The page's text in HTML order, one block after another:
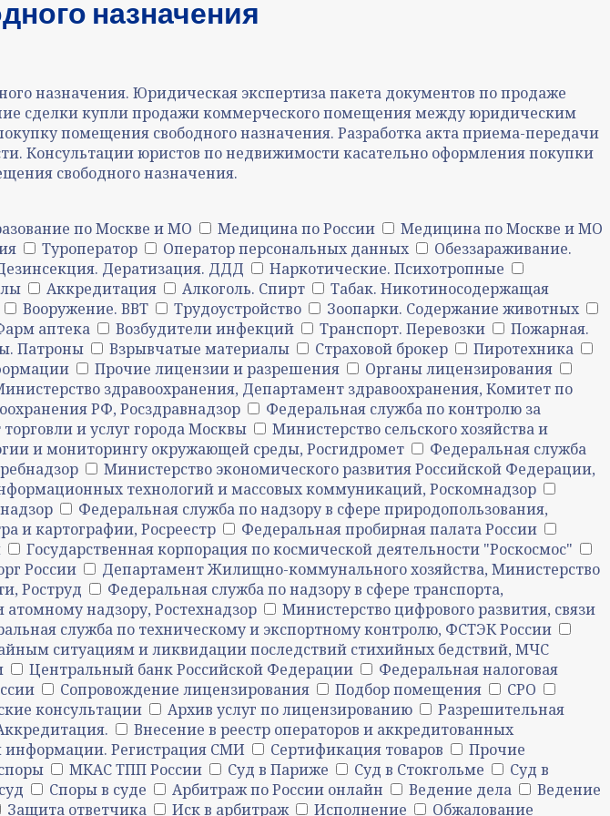
назначения
назначения. Юридическая экспертиза пакета документов по продаже
сделки купли продажи коммерческого помещения между юридическим
помещения свободного назначения. Разработка акта приема-передачи
Консультации юристов по недвижимости касательно оформления покупки
свободного назначения.
по Москве и МО Медицина по России
Медицина по Москве и МО
Туроператор Оператор персональных данных
Обеззараживание.
Дератизация. ДДД
Наркотические. Психотропные
Аккредитация Алкоголь. Спирт
Табак. Никотиносодержащая
Вооружение. ВВТ Трудоустройство
Зоопарки. Содержание животных
аптека Возбудители инфекций Транспорт. Перевозки
Пожарная.
Патроны Взрывчатые материалы Страховой брокер
Пиротехника
Прочие лицензии и разрешения
Органы лицензирования
здравоохранения, Департамент здравоохранения, Комитет по
РФ, Росздравнадзор
Федеральная служба по контролю за
и услуг города Москвы
Министерство сельского хозяйства и
и мониторингу окружающей среды, Росгидромет
Федеральная служба
Министерство экономического развития Российской Федерации,
технологий и массовых коммуникаций, Роскомнадзор
Федеральная служба по надзору в сфере природопользования,
и картографии, Росреестр
Федеральная пробирная палата России
Государственная корпорация по космической деятельности "Роскосмос"
России
Департамент Жилищно-коммунального хозяйства, Министерство
Роструд
Федеральная служба по надзору в сфере транспорта,
надзору, Ростехнадзор
Министерство цифрового развития, связи
служба по техническому и экспортному контролю, ФСТЭК России
ситуациям и ликвидации последствий стихийных бедствий, МЧС
Центральный банк Российской Федерации
Федеральная налоговая
Сопровождение лицензирования Подбор помещения
СРО
консультации Архив услуг по лицензированию
Разрешительная
Внесение в реестр операторов и аккредитованных
информации. Регистрация СМИ Сертификация товаров
Прочие
МКАС ТПП России Суд в Париже Суд в Стокгольме
Суд в
Споры в суде Арбитраж по России онлайн Ведение дела
Ведение
Защита ответчика Иск в арбитраж Исполнение Обжалование